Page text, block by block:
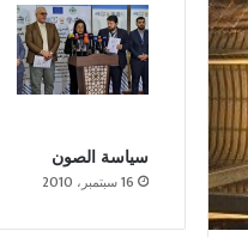
سياسة الصون
16 سبتمبر، 2010